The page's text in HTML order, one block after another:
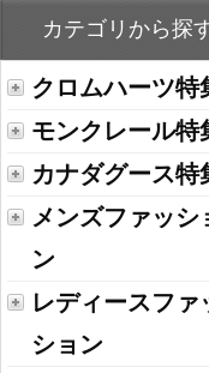
カテゴリから探
クロムハーツ特
モンクレール特
カナダグース特
メンズファッシ
ン
レディースファ
ション